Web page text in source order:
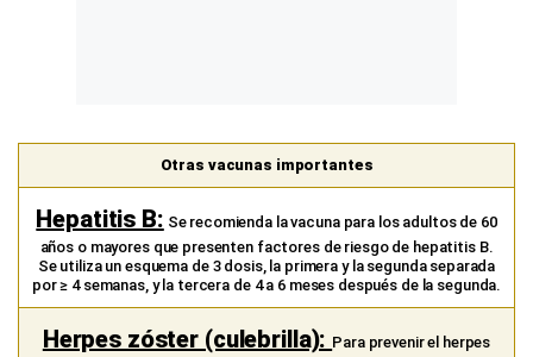
Otras vacunas importantes
Hepatitis B: Se recomienda la vacuna para los adultos de 60
años o mayores que presenten factores de riesgo de hepatitis B.
Se utiliza un esquema de 3 dosis, la primera y la segunda separada
por ≥ 4 semanas, y la tercera de 4 a 6 meses después de la segunda.
Herpes zóster (culebrilla): Para prevenir el herpes